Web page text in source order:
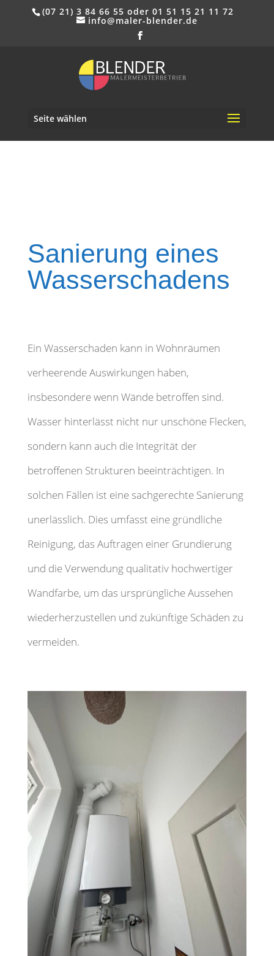
(07 21) 3 84 66 55 oder 01 51 15 21 11 72
info@maler-blender.de
Seite wählen
Sanierung eines
Wasserschadens
Ein Wasserschaden kann in Wohnräumen
verheerende Auswirkungen haben,
insbesondere wenn Wände betroffen sind.
Wasser hinterlässt nicht nur unschöne Flecken,
sondern kann auch die Integrität der
betroffenen Strukturen beeinträchtigen. In
solchen Fällen ist eine sachgerechte Sanierung
unerlässlich. Dies umfasst eine gründliche
Reinigung, das Auftragen einer Grundierung
und die Verwendung qualitativ hochwertiger
Wandfarbe, um das ursprüngliche Aussehen
wiederherzustellen und zukünftige Schäden zu
vermeiden.